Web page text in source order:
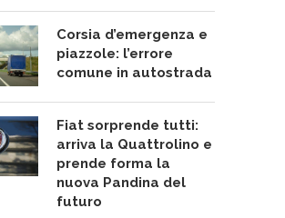
Corsia d’emergenza e
piazzole: l’errore
comune in autostrada
Fiat sorprende tutti:
arriva la Quattrolino e
prende forma la
nuova Pandina del
futuro